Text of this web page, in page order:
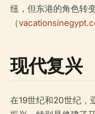
纽，但东港的角色转
（
现代复兴
在19世纪和20世纪，